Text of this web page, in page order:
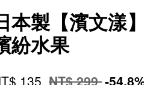
本製【濱文漾
紛水果
135 NT$ 299-